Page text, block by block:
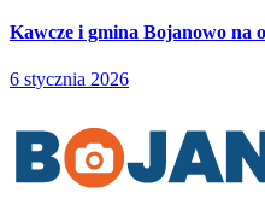
Kawcze i gmina Bojanowo na
6 stycznia 2026